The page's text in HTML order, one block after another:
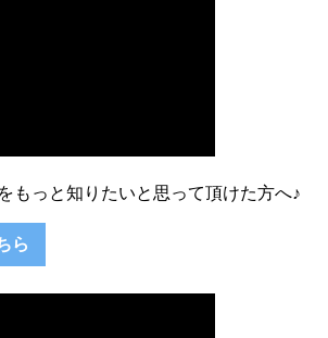
もっと知りたいと思って頂けた方へ♪
ら